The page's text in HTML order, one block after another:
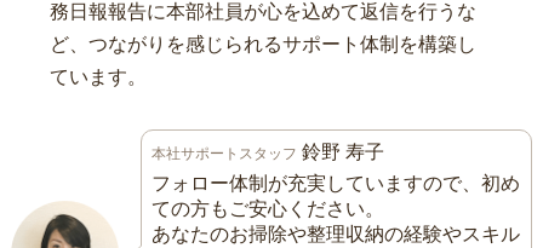
務日報報告に本部社員が心を込めて返信を行うな
ど、つながりを感じられるサポート体制を構築し
ています。
本社サポートスタッフ 鈴野 寿子
フォロー体制が充実していますので、初め
ての方もご安心ください。
あなたのお掃除や整理収納の経験やスキル